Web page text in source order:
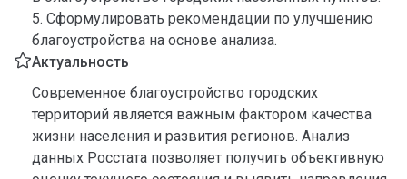
5. Сформулировать рекомендации по улучшению
благоустройства на основе анализа.
Актуальность
Современное благоустройство городских
территорий является важным фактором качества
жизни населения и развития регионов. Анализ
данных Росстата позволяет получить объективную